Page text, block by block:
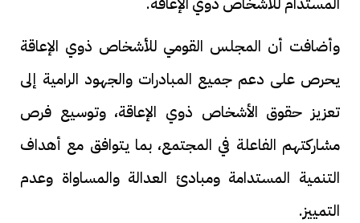
وأضافت أن المجلس القومي للأشخاص ذوي الإعاقة
يحرص على دعم جميع المبادرات والجهود الرامية إلى
تعزيز حقوق الأشخاص ذوي الإعاقة، وتوسيع فرص
مشاركتهم الفاعلة في المجتمع، بما يتوافق مع أهداف
التنمية المستدامة ومبادئ العدالة والمساواة وعدم
التمييز.